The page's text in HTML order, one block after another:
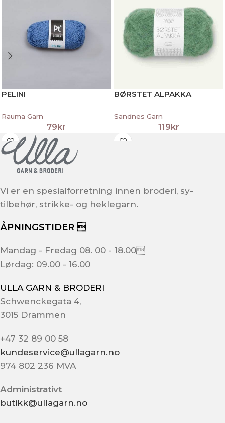
PELINI
Rauma Garn
79kr
BØRSTET ALPAKKA
Sandnes Garn
119kr
Vi er en spesialforretning innen broderi, sy-
tilbehør, strikke- og heklegarn.
ÅPNINGSTIDER 
Mandag - Fredag 08. 00 - 18.00
Lørdag: 09.00 - 16.00
ULLA GARN & BRODERI
Schwenckegata 4,
3015 Drammen
+47 32 89 00 58
kundeservice@ullagarn.no
974 802 236 MVA
Administrativt
butikk@ullagarn.no